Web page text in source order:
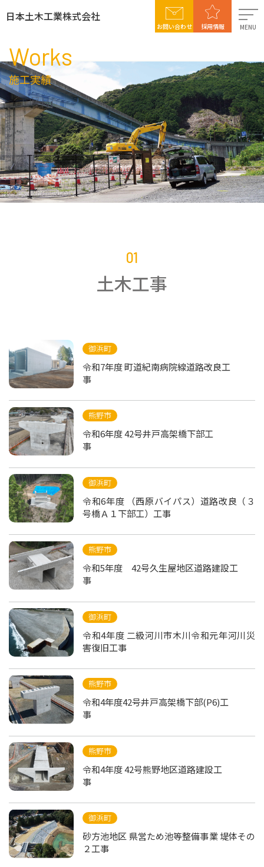
日本土木工業株式会社
日本土木工業について
事業案内
施工実績
社会貢献活動
採用情報
お問い合わせ 採用情報 MENU
Works
施工実績
01
土木工事
御浜町
令和7年度 町道紀南病院線道路改良工
事
熊野市
令和6年度 42号井戸高架橋下部工
事
御浜町
令和6年度 （西原バイパス）道路改良（３
号橋Ａ１下部工）工事
熊野市
令和5年度 42号久生屋地区道路建設工
事
御浜町
令和4年度 二級河川市木川令和元年河川災
害復旧工事
熊野市
令和4年度42号井戸高架橋下部(P6)工
事
熊野市
令和4年度 42号熊野地区道路建設工
事
御浜町
砂方池地区 県営ため池等整備事業 堤体その
２工事